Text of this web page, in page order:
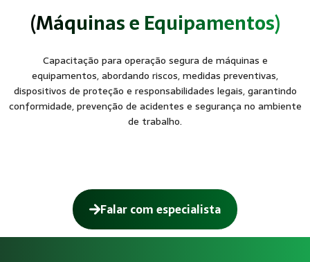
(Máquinas e Equipamentos)
Capacitação para operação segura de máquinas e
equipamentos, abordando riscos, medidas preventivas,
dispositivos de proteção e responsabilidades legais, garantindo
conformidade, prevenção de acidentes e segurança no ambiente
de trabalho.
Falar com especialista
Como funciona Treinamento sobre